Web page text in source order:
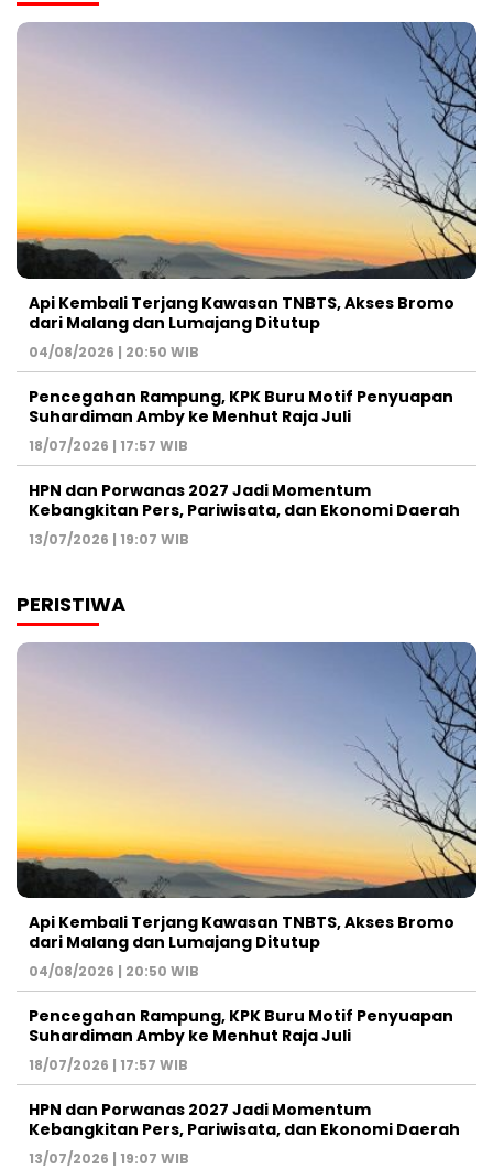
Api Kembali Terjang Kawasan TNBTS, Akses Bromo
dari Malang dan Lumajang Ditutup
04/08/2026 | 20:50 WIB
Pencegahan Rampung, KPK Buru Motif Penyuapan
Suhardiman Amby ke Menhut Raja Juli
18/07/2026 | 17:57 WIB
HPN dan Porwanas 2027 Jadi Momentum
Kebangkitan Pers, Pariwisata, dan Ekonomi Daerah
13/07/2026 | 19:07 WIB
PERISTIWA
Api Kembali Terjang Kawasan TNBTS, Akses Bromo
dari Malang dan Lumajang Ditutup
04/08/2026 | 20:50 WIB
Pencegahan Rampung, KPK Buru Motif Penyuapan
Suhardiman Amby ke Menhut Raja Juli
18/07/2026 | 17:57 WIB
HPN dan Porwanas 2027 Jadi Momentum
Kebangkitan Pers, Pariwisata, dan Ekonomi Daerah
13/07/2026 | 19:07 WIB